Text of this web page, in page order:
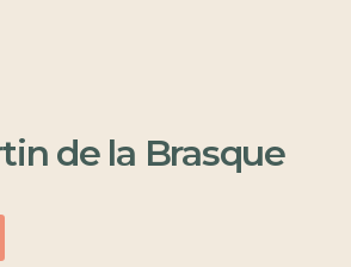
de la Brasque